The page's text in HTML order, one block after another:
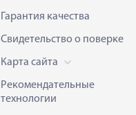
Гарантия качества
Свидетельство о поверке
Карта сайта
Рекомендательные
технологии